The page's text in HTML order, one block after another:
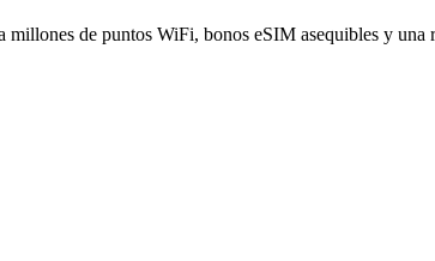
millones de puntos WiFi, bonos eSIM asequibles y